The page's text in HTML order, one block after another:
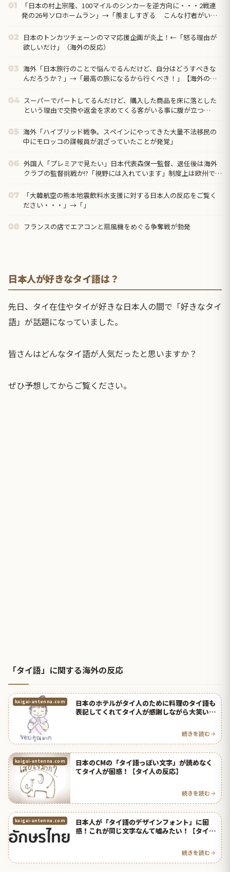
01
「日本の村上宗隆、100マイルのシンカーを逆方向に・・・2戦連
発の26号ソロホームラン」→「羨ましすぎる こんな打者がいな
02
日本のトンカツチェーンのママ応援企画が炎上！←「怒る理由が
欲しいだけ」（海外の反応）
03 海外「日本旅行のことで悩んでるんだけど、自分はどうすべきな
んだろうか？」→「最高の旅になるから行くべき！」【海外の反
04 スーパーでパートしてるんだけど、購入した商品を床に落とした
という理由で交換や返金を求めてくる客がいる事に腹が立つ…
05 海外「ハイブリッド戦争。スペインにやってきた大量不法移民の
中にモロッコの諜報員が混ざっていたことが発覚」
06 外国人「プレミアで見たい」日本代表森保一監督、退任後は海外
クラブの監督挑戦か!?「視野には入れています」制度上は欧州での
07
「大韓航空の熊本地震飲料水支援に対する日本人の反応をご覧く
ださい・・・」→「」
08 フランスの店でエアコンと扇風機をめぐる争奪戦が勃発
日本人が好きなタイ語は？
先日、タイ在住やタイが好きな日本人の間で「好きなタイ
語」が話題になっていました。
皆さんはどんなタイ語が人気だったと思いますか？
ぜひ予想してからご覧ください。
「タイ語」に関する海外の反応
kaigai-antenna.com
日本のホテルがタイ人のために料理のタイ語も
表記してくれてタイ人が感謝しながら大笑い！
続きを読む
kaigai-antenna.com
日本のCMの「タイ語っぽい文字」が読めなく
てタイ人が困惑！【タイ人の反応】
続きを読む
kaigai-antenna.com
日本人が「タイ語のデザインフォント」に困
惑！これが同じ文字なんて嘘みたい！【タイ人
続きを読む